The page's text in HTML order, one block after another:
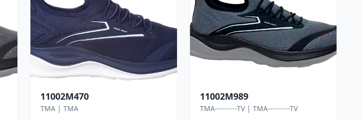
11002M470
TMA | TMA
11002M989
TMA---------TV | TMA---------TV